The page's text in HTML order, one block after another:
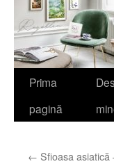
Sari
Prima
pagină
← Sfioasa